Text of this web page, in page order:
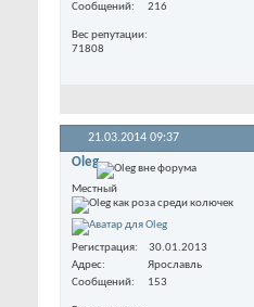
Сообщений 216
Вес репутации
71808
21.03.2014 09:37
Oleg
Местный
Регистрация
30.01.2013
Адрес
Ярославль
Сообщений
153